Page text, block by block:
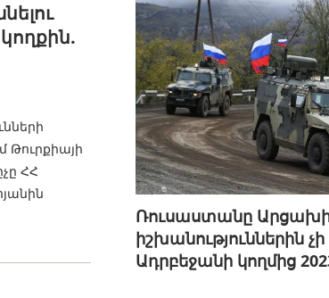
Թուրքիայի
ՀՀ
Ռուսաստանը
իշխանություններին
Ադրբեջանի կողմից